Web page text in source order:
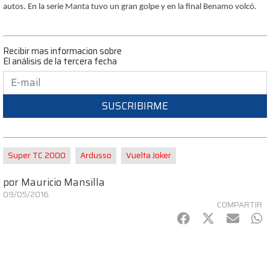
autos. En la serie Manta tuvo un gran golpe y en la final Benamo volcó.
Recibir mas informacion sobre
El análisis de la tercera fecha
SUSCRIBIRME
Super TC 2000 Ardusso Vuelta Joker
por Mauricio Mansilla
09/05/2016
COMPARTIR
Facebook
Twitter
mail